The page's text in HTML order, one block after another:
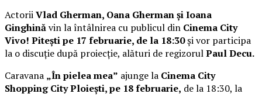
ActoriiVlad Gherman, Oana Gherman și Ioana
Ginghinăvin la întâlnirea cu publicul din Cinema City
Vivo! Pitești pe 17 februarie, de la 18:30și vor participa
la o discuție după proiecție, alături de regizorulPaul Decu.
Caravana „În pielea mea” ajunge la Cinema City
Shopping City Ploiești, pe 18 februarie, de la 18:30, la